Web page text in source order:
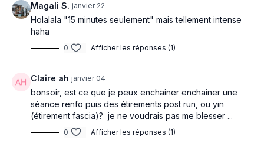
Magali S. janvier 22
Holalala "15 minutes seulement" mais tellement intense
haha
0 Afficher les réponses (1)
Claire ah janvier 04
bonsoir, est ce que je peux enchainer enchainer une
séance renfo puis des étirements post run, ou yin
(étirement fascia)? je ne voudrais pas me blesser ...
0 Afficher les réponses (1)